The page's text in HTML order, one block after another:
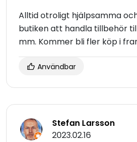
Alltid otroligt hjälpsamma
butiken att handla tillbehör
mm. Kommer bli fler köp i
Användbar
Stefan Larsson
2023.02.16